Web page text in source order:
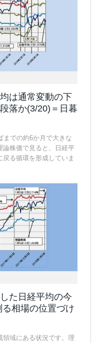
は通常変動の下
落か(3/20)＝日暮
までの約6か月で大きな
論株価で見ると、日経平
る循環を形成していま
た日経平均の今
相場の位置づけ
領域にある状況です。理